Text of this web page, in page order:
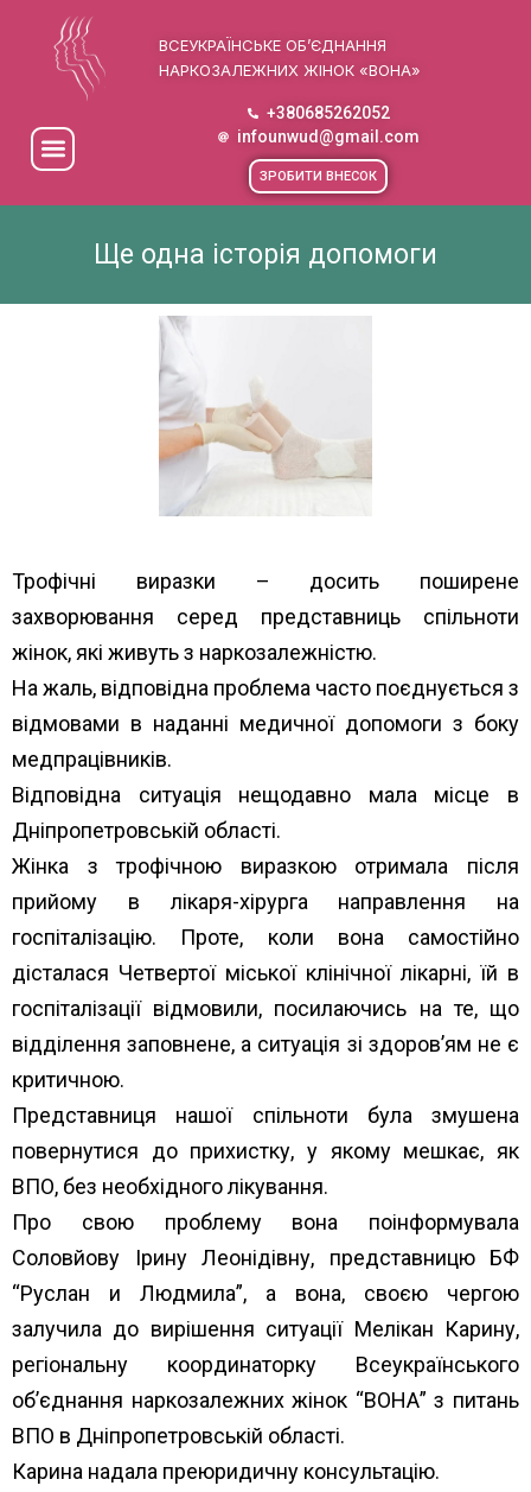
ВСЕУКРАЇНСЬКЕ ОБ’ЄДНАННЯ
НАРКОЗАЛЕЖНИХ ЖІНОК «ВОНА»
+380685262052
infounwud@gmail.com
ЗРОБИТИ ВНЕСОК
Ще одна історія допомоги
Трофічні виразки – досить поширене
захворювання серед представниць спільноти
жінок, які живуть з наркозалежністю.
На жаль, відповідна проблема часто поєднується з
відмовами в наданні медичної допомоги з боку
медпрацівників.
Відповідна ситуація нещодавно мала місце в
Дніпропетровській області.
Жінка з трофічною виразкою отримала після
прийому в лікаря-хірурга направлення на
госпіталізацію. Проте, коли вона самостійно
дісталася Четвертої міської клінічної лікарні, їй в
госпіталізації відмовили, посилаючись на те, що
відділення заповнене, а ситуація зі здоров’ям не є
критичною.
Представниця нашої спільноти була змушена
повернутися до прихистку, у якому мешкає, як
ВПО, без необхідного лікування.
Про свою проблему вона поінформувала
Соловйову Ірину Леонідівну, представницю БФ
“Руслан и Людмила”, а вона, своєю чергою
залучила до вирішення ситуації Мелікан Карину,
регіональну координаторку Всеукраїнського
об’єднання наркозалежних жінок “ВОНА” з питань
ВПО в Дніпропетровській області.
Карина надала преюридичну консультацію.